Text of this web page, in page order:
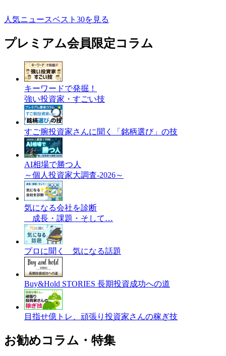
人気ニュースベスト30を見る
プレミアム会員限定コラム
キーワードで発掘！
強い投資家・すごい技
すご腕投資家さんに聞く「銘柄選び」の技
AI相場で勝つ人
～個人投資家大調査-2026～
気になる会社を診断
成長・課題・そして…
プロに聞く 気になる話題
Buy&Hold STORIES 長期投資成功への道
目指せ億トレ、頑張り投資家さんの稼ぎ技
お勧めコラム・特集